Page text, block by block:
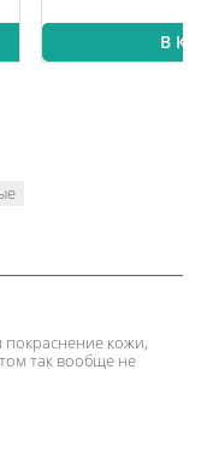
В
кожи,
так вообще не